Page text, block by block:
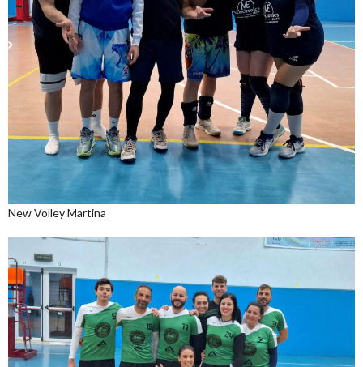
New Volley Martina